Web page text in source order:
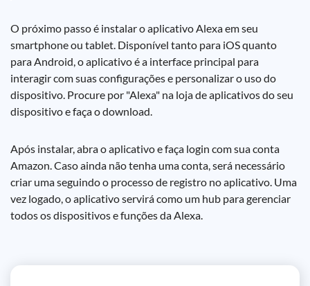
O próximo passo é instalar o aplicativo Alexa em seu
smartphone ou tablet. Disponível tanto para iOS quanto
para Android, o aplicativo é a interface principal para
interagir com suas configurações e personalizar o uso do
dispositivo. Procure por "Alexa" na loja de aplicativos do seu
dispositivo e faça o download.
Após instalar, abra o aplicativo e faça login com sua conta
Amazon. Caso ainda não tenha uma conta, será necessário
criar uma seguindo o processo de registro no aplicativo. Uma
vez logado, o aplicativo servirá como um hub para gerenciar
todos os dispositivos e funções da Alexa.